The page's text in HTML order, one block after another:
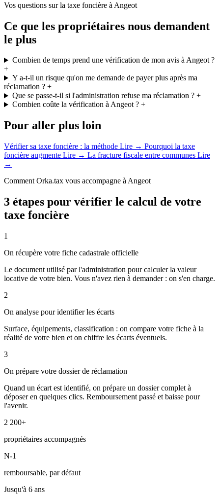
Vos questions sur la taxe foncière à Angeot
Ce que les propriétaires nous demandent
le plus
Combien de temps prend une vérification de mon avis à Angeot ?
+
Y a-t-il un risque qu'on me demande de payer plus après ma
réclamation ? +
Que se passe-t-il si l'administration refuse ma réclamation ?+
Combien coûte la vérification à Angeot ?+
Pour aller plus loin
Vérifier sa taxe foncière : la méthode Lire → Pourquoi la taxe
foncière augmente Lire → La fracture fiscale entre communes Lire
→
Comment Orka.tax vous accompagne à Angeot
3 étapes pour vérifier le calcul de votre
taxe foncière
1
On récupère votre fiche cadastrale officielle
Le document utilisé par l'administration pour calculer la valeur
locative de votre bien. Vous n'avez rien à demander : on s'en charge.
2
On analyse pour identifier les écarts
Surface, équipements, classification : on compare votre fiche à la
réalité de votre bien et on chiffre les écarts éventuels.
3
On prépare votre dossier de réclamation
Quand un écart est identifié, on prépare un dossier complet à
déposer en quelques clics. Remboursement passé et baisse pour
l'avenir.
2 200+
propriétaires accompagnés
N-1
remboursable, par défaut
Jusqu'à 6 ans